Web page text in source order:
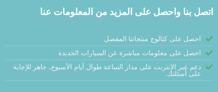
اتصل بنا واحصل على المزيد من المعلومات عنا
احصل على كتالوج منتجاتنا المفصل
احصل على معلومات مباشرة عن السيارات الجديدة
دعم عبر الإنترنت على مدار الساعة طوال أيام الأسبوع، جاهز للإجابة
على أسئلتك.